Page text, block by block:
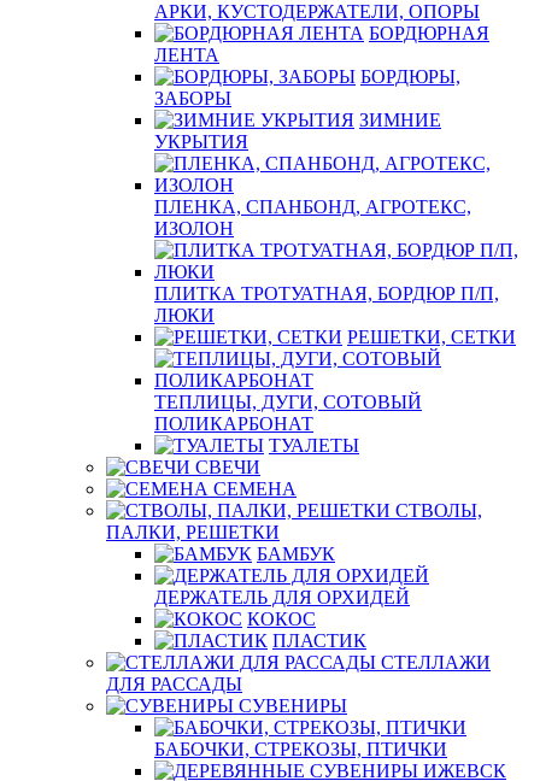
АРКИ, КУСТОДЕРЖАТЕЛИ, ОПОРЫ
БОРДЮРНАЯ
ЛЕНТА
БОРДЮРЫ,
ЗАБОРЫ
ЗИМНИЕ
УКРЫТИЯ
ПЛЕНКА, СПАНБОНД, АГРОТЕКС,
ИЗОЛОН
ПЛИТКА ТРОТУАТНАЯ, БОРДЮР П/П,
ЛЮКИ
РЕШЕТКИ, СЕТКИ
ТЕПЛИЦЫ, ДУГИ, СОТОВЫЙ
ПОЛИКАРБОНАТ
ТУАЛЕТЫ
СВЕЧИ
СЕМЕНА
СТВОЛЫ,
ПАЛКИ, РЕШЕТКИ
БАМБУК
ДЕРЖАТЕЛЬ ДЛЯ ОРХИДЕЙ
КОКОС
ПЛАСТИК
СТЕЛЛАЖИ
ДЛЯ РАССАДЫ
СУВЕНИРЫ
БАБОЧКИ, СТРЕКОЗЫ, ПТИЧКИ